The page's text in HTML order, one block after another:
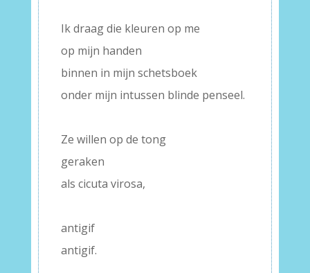
Ik draag die kleuren op me
op mijn handen
binnen in mijn schetsboek
onder mijn intussen blinde penseel.
Ze willen op de tong
geraken
als cicuta virosa,
antigif
antigif.